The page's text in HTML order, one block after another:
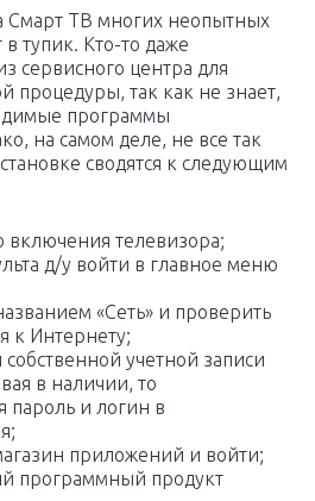
Смарт ТВ многих неопытных
в тупик. Кто-то даже
сервисного центра для
процедуры, так как не знает,
программы
на самом деле, не все так
сводятся к следующим
включения телевизора;
д/у войти в главное меню
«Сеть» и проверить
к Интернету;
собственной учетной записи
в наличии, то
пароль и логин в
приложений и войти;
программный продукт